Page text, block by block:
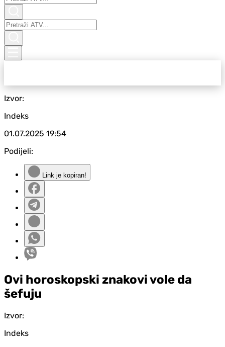
Izvor:
Indeks
01.07.2025 19:54
Podijeli:
Link je kopiran!
Ovi horoskopski znakovi vole da
šefuju
Izvor:
Indeks